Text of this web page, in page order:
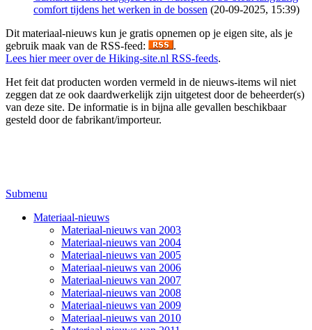
comfort tijdens het werken in de bossen (20-09-2025, 15:39)
Dit materiaal-nieuws kun je gratis opnemen op je eigen site, als je
gebruik maak van de RSS-feed:
.
Lees hier meer over de Hiking-site.nl RSS-feeds.
Het feit dat producten worden vermeld in de nieuws-items wil niet
zeggen dat ze ook daardwerkelijk zijn uitgetest door de beheerder(s)
van deze site. De informatie is in bijna alle gevallen beschikbaar
gesteld door de fabrikant/importeur.
Submenu
Materiaal-nieuws
Materiaal-nieuws van 2003
Materiaal-nieuws van 2004
Materiaal-nieuws van 2005
Materiaal-nieuws van 2006
Materiaal-nieuws van 2007
Materiaal-nieuws van 2008
Materiaal-nieuws van 2009
Materiaal-nieuws van 2010